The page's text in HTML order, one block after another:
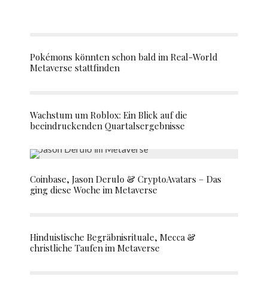
Pokémons könnten schon bald im Real-World
Metaverse stattfinden
Wachstum um Roblox: Ein Blick auf die
beeindruckenden Quartalsergebnisse
Coinbase, Jason Derulo & CryptoAvatars – Das
ging diese Woche im Metaverse
Hinduistische Begräbnisrituale, Mecca &
christliche Taufen im Metaverse